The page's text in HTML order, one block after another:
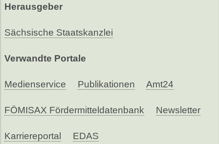
Herausgeber
Sächsische Staatskanzlei
Verwandte Portale
Medienservice Publikationen Amt24
FÖMISAX Fördermitteldatenbank Newsletter
Karriereportal EDAS